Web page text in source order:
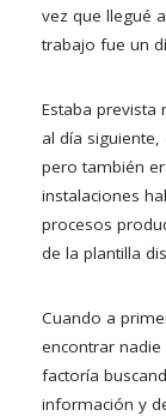
vez que llegué
trabajo fue un
Estaba prevista
al día
pero también
instalaciones
procesos
de la plantilla
Cuando a
encontrar
factoría
información y